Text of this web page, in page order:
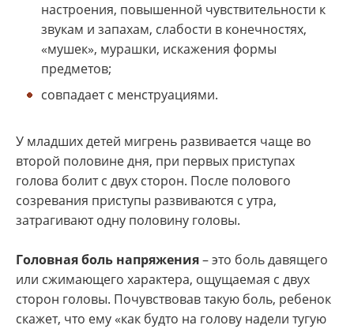
настроения, повышенной чувствительности к
звукам и запахам, слабости в конечностях,
«мушек», мурашки, искажения формы
предметов;
совпадает с менструациями.
У младших детей мигрень развивается чаще во
второй половине дня, при первых приступах
голова болит с двух сторон. После полового
созревания приступы развиваются с утра,
затрагивают одну половину головы.
Головная боль напряжения– это боль давящего
или сжимающего характера, ощущаемая с двух
сторон головы. Почувствовав такую боль, ребенок
скажет, что ему «как будто на голову надели тугую